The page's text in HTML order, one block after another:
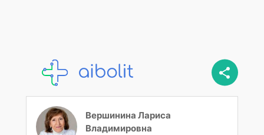
Вершинина Лариса
Владимировна